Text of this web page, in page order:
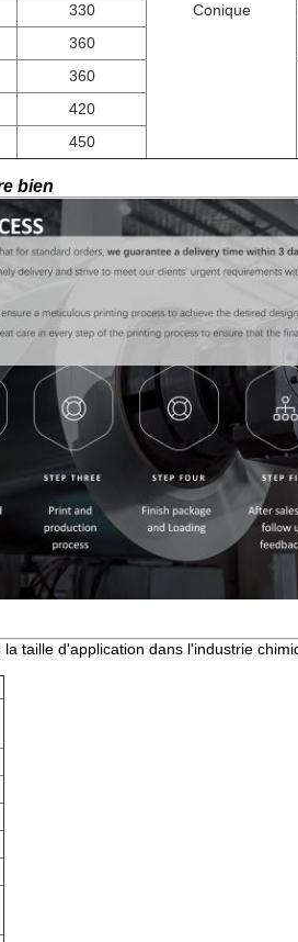
Conique
330
360
360
420
450
bien